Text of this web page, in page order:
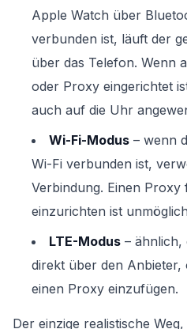
Apple Watch über
verbunden ist, läuft der
über das Telefon. Wenn
oder Proxy eingerichtet
auch auf die Uhr
Wi-Fi-Modus – wenn
Wi-Fi verbunden ist,
Verbindung. Einen Proxy
einzurichten ist
LTE-Modus –
direkt über den Anbieter,
einen Proxy einzufügen.
Der einzige realistische